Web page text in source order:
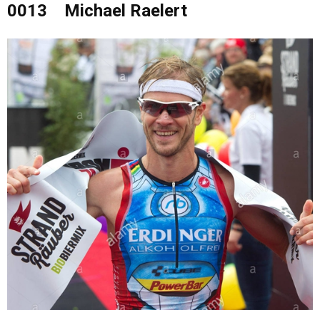
0013 Michael Raelert